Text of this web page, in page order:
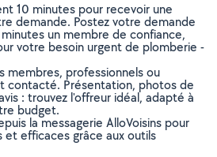
10 minutes pour recevoir une
demande. Postez votre demande
un membre de confiance,
votre besoin urgent de plomberie -
membres, professionnels ou
contacté. Présentation, photos de
: trouvez l'offreur idéal, adapté à
budget.
la messagerie AlloVoisins pour
et efficaces grâce aux outils